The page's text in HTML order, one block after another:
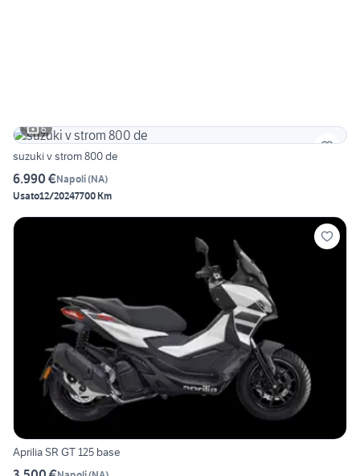
6
suzuki v strom 800 de
6.990 €Napoli(NA)
Usato12/20247700 Km
Aprilia SR GT 125 base